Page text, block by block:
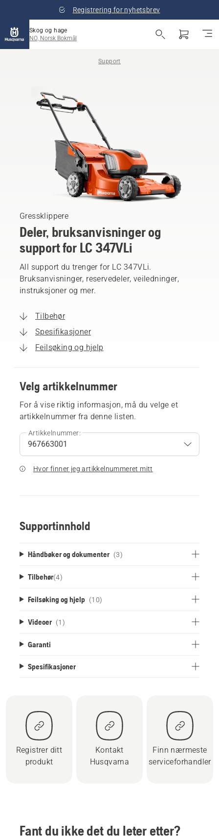
Registrering for nyhetsbrev
Skog og hage
NO, Norsk Bokmål
Support
Gressklippere
Deler, bruksanvisninger og
support for LC 347VLi
All support du trenger for LC 347VLi.
Bruksanvisninger, reservedeler, veiledninger,
instruksjoner og mer.
Tilbehør
Spesifikasjoner
Feilsøking og hjelp
Velg artikkelnummer
For å vise riktig informasjon, må du velge et
artikkelnummer fra denne listen.
Artikkelnummer:
Hvor finner jeg artikkelnummeret mitt
Supportinnhold
Håndbøker og dokumenter (3)
Tilbehør(4)
Feilsøking og hjelp (10)
Videoer (1)
Garanti
Spesifikasjoner
Registrer ditt
produkt
Kontakt
Husqvarna
Finn nærmeste
serviceforhandler
Fant du ikke det du leter etter?